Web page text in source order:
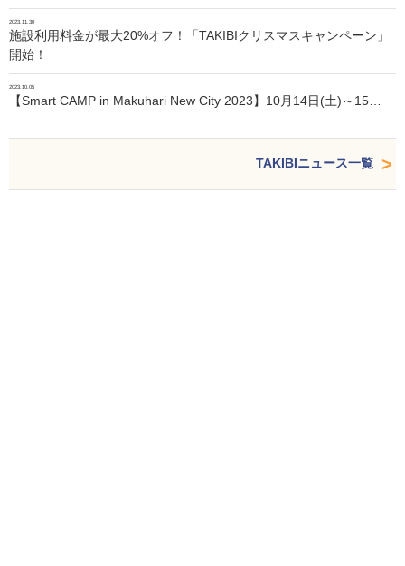
2023.11.30
施設利用料金が最大20%オフ！「TAKIBIクリスマスキャンペーン」
開始！
2023.10.05
【Smart CAMP in Makuhari New City 2023】10月14日(土)～15…
TAKIBIニュース一覧